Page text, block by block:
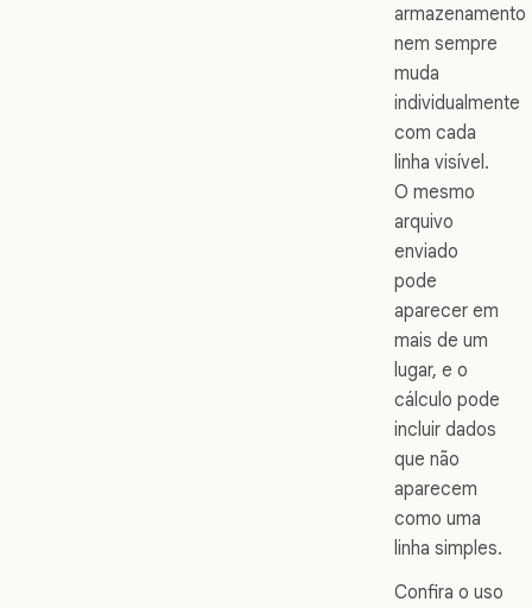
armazenamento
nem sempre
muda
individualmente
com cada
linha visível.
O mesmo
arquivo
enviado
pode
aparecer em
mais de um
lugar, e o
cálculo pode
incluir dados
que não
aparecem
como uma
linha simples.
Confira o uso